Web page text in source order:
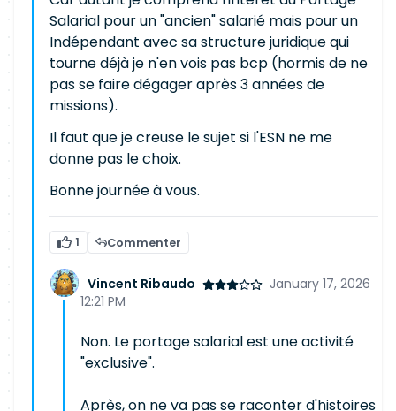
Salarial pour un "ancien" salarié mais pour un
Indépendant avec sa structure juridique qui
tourne déjà je n'en vois pas bcp (hormis de ne
pas se faire dégager après 3 années de
missions).
Il faut que je creuse le sujet si l'ESN ne me
donne pas le choix.
Bonne journée à vous.
1 Commenter
Vincent Ribaudo
January 17, 2026
12:21 PM
Non. Le portage salarial est une activité
"exclusive".
Après, on ne va pas se raconter d'histoires